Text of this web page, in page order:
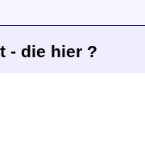
- die hier ?